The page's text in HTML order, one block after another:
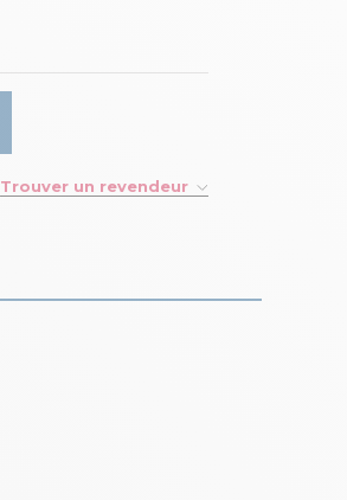
Trouver un revendeur